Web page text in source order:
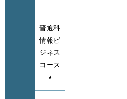
普通科
情報ビ
ジネス
コース
★